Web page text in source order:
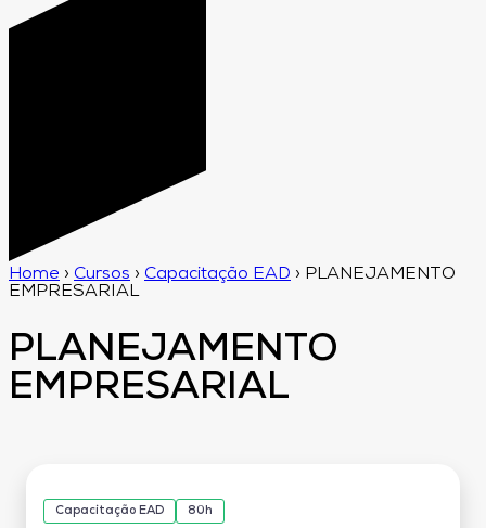
Home › Cursos › Capacitação EAD › PLANEJAMENTO
EMPRESARIAL
PLANEJAMENTO
EMPRESARIAL
Capacitação EAD 80h